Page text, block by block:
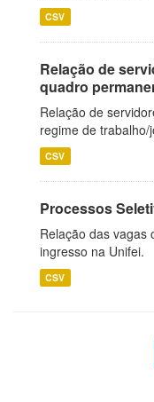
CSV
Relação de
quadro
Relação de
regime de
CSV
Processos
Relação das vagas
ingresso na Unifei.
CSV